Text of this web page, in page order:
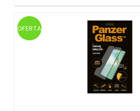
OFERTA